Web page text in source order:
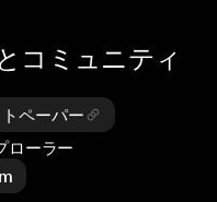
コミュニティ
ペーパー
ローラー